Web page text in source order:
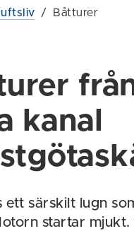
/ Båtturer
kanal
ett särskilt lugn
startar